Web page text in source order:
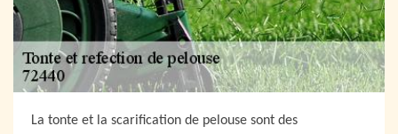
La tonte et la scarification de pelouse sont des